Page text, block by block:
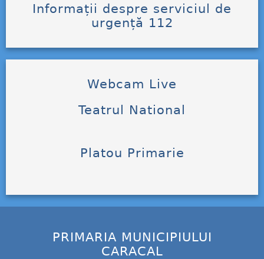
Informații despre serviciul de
urgență 112
Webcam Live
Teatrul National
Platou Primarie
PRIMARIA MUNICIPIULUI
CARACAL